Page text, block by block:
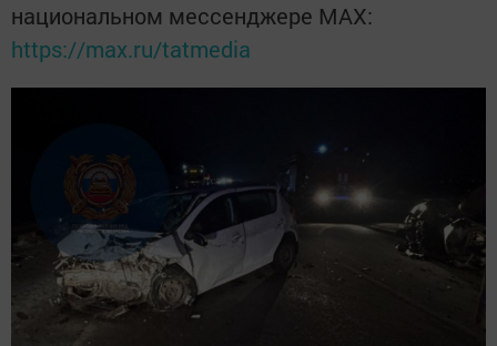
национальном мессенджере MАХ:
https://max.ru/tatmedia